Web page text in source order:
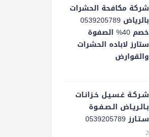
شركة مكافحة الحشرات
بالرياض 0539205789
خصم 40% الصفوة
ستارز لاباده الحشرات
والقوارض
شـركـة غـسـيـل خـزانـات
بـالـريـاض الـصـفـوة
سـتـارز 0539205789